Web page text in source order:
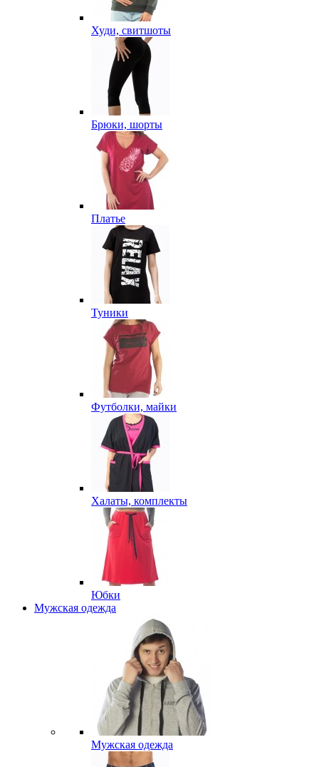
Худи, свитшоты
Брюки, шорты
Платье
Туники
Футболки, майки
Халаты, комплекты
Юбки
Мужская одежда
Мужская одежда